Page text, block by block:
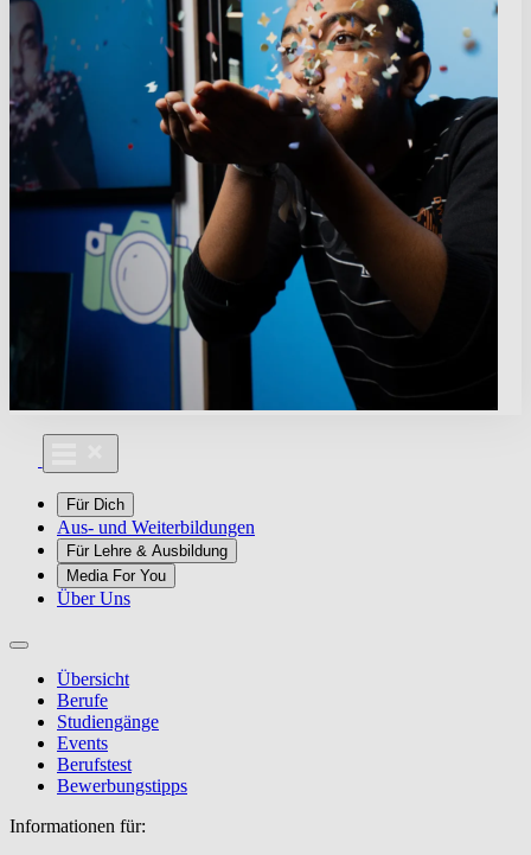
Für Dich
Aus- und Weiterbildungen
Für Lehre & Ausbildung
Media For You
Über Uns
Übersicht
Berufe
Studiengänge
Events
Berufstest
Bewerbungstipps
Informationen für: